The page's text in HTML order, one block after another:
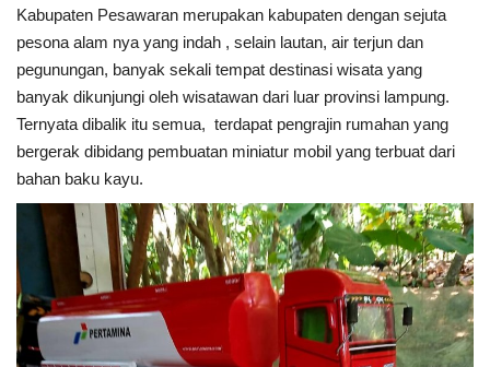
Kesehatan
Layanan Publik
Perempuan/Anak
Kabupaten Pesawaran merupakan kabupaten dengan sejuta
pesona alam nya yang indah , selain lautan, air terjun dan
pegunungan, banyak sekali tempat destinasi wisata yang
banyak dikunjungi oleh wisatawan dari luar provinsi lampung.
Ternyata dibalik itu semua, terdapat pengrajin rumahan yang
bergerak dibidang pembuatan miniatur mobil yang terbuat dari
bahan baku kayu.